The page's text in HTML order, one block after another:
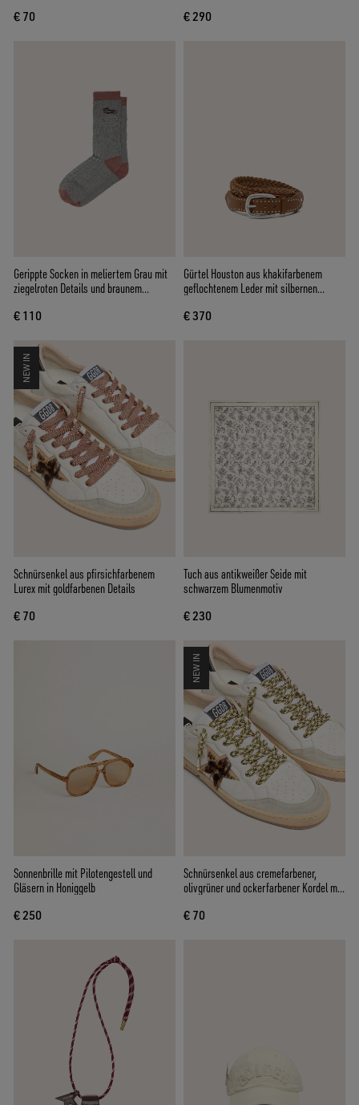
€ 70 € 290
Gerippte Socken in meliertem Grau mit
ziegelroten Details und braunem
€ 110
Gürtel Houston aus khakifarbenem
geflochtenem Leder mit silbernen
€ 370
NEW IN
Schnürsenkel aus pfirsichfarbenem
Lurex mit goldfarbenen Details
€ 70
Tuch aus antikweißer Seide mit
schwarzem Blumenmotiv
€ 230
Sonnenbrille mit Pilotengestell und
Gläsern in Honiggelb
€ 250
NEW IN
Schnürsenkel aus cremefarbener,
olivgrüner und ockerfarbener Kordel mit
€ 70